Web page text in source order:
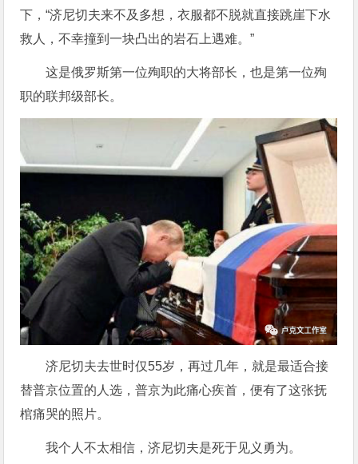
下，“济尼切夫来不及多想，衣服都不脱就直接跳崖下水
救人，不幸撞到一块凸出的岩石上遇难。”
这是俄罗斯第一位殉职的大将部长，也是第一位殉
职的联邦级部长。
济尼切夫去世时仅55岁，再过几年，就是最适合接
替普京位置的人选，普京为此痛心疾首，便有了这张抚
棺痛哭的照片。
我个人不太相信，济尼切夫是死于见义勇为。